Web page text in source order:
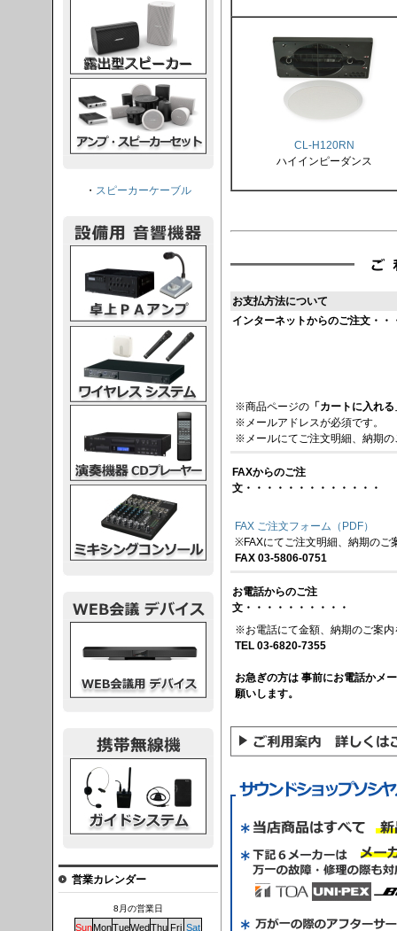
CL-H120RN
ハイインピーダンス
お支払方法について
インターネットからのご注文・・
※商品ページの 「カートに入れる
※メールアドレスが必須です。
※メールにてご注文明細、納期
FAXからのご注
文・・・・・・・・・・・・・
FAX ご注文フォーム（PDF）
※FAXにてご注文明細、納期のご
FAX 03-5806-0751
お電話からのご注
文・・・・・・・・・・
※お電話にて金額、納期のご案内
TEL 03-6820-7355
お急ぎの方は 事前にお電話かメ
願いします。
・ スピーカーケーブル
営業カレンダー
8月の営業日
SunMonTueWedThu Fri Sat